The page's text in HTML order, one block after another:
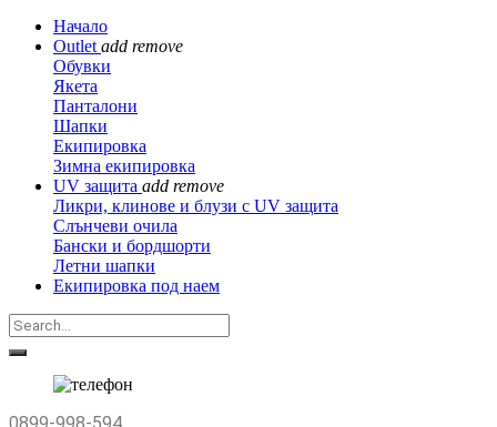
Начало
Outlet add remove
Обувки
Якета
Панталони
Шапки
Екипировка
Зимна екипировка
UV защита add remove
Ликри, клинове и блузи с UV защита
Слънчеви очила
Бански и бордшорти
Летни шапки
Екипировка под наем